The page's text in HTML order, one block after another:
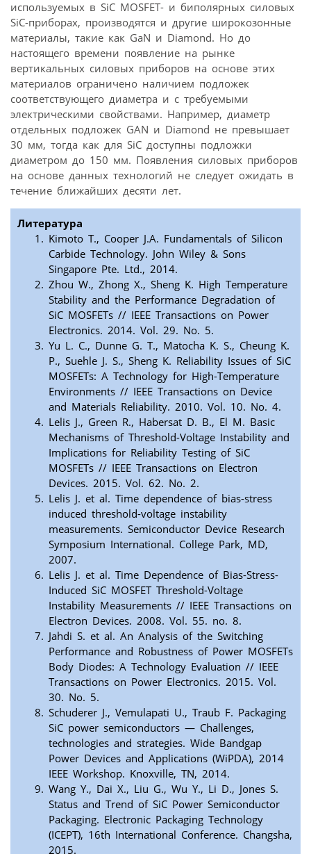
используемых в SiC MOSFET- и биполярных силовых
SiC-приборах, производятся и другие широкозонные
материалы, такие как GaN и Diamond. Но до
настоящего времени появление на рынке
вертикальных силовых приборов на основе этих
материалов ограничено наличием подложек
соответствующего диаметра и с требуемыми
электрическими свойствами. Например, диаметр
отдельных подложек GAN и Diamond не превышает
30 мм, тогда как для SiC доступны подложки
диаметром до 150 мм. Появления силовых приборов
на основе данных технологий не следует ожидать в
течение ближайших десяти лет.
Литература
Kimoto T., Cooper J.A. Fundamentals of Silicon
Carbide Technology. John Wiley & Sons
Singapore Pte. Ltd., 2014.
Zhou W., Zhong X., Sheng K. High Temperature
Stability and the Performance Degradation of
SiC MOSFETs // IEEE Transactions on Power
Electronics. 2014. Vol. 29. No. 5.
Yu L. C., Dunne G. T., Matocha K. S., Cheung K.
P., Suehle J. S., Sheng K. Reliability Issues of SiC
MOSFETs: A Technology for High-Temperature
Environments // IEEE Transactions on Device
and Materials Reliability. 2010. Vol. 10. No. 4.
Lelis J., Green R., Habersat D. B., El M. Basic
Mechanisms of Threshold-Voltage Instability and
Implications for Reliability Testing of SiC
MOSFETs // IEEE Transactions on Electron
Devices. 2015. Vol. 62. No. 2.
Lelis J. et al. Time dependence of bias-stress
induced threshold-voltage instability
measurements. Semiconductor Device Research
Symposium International. College Park, MD,
2007.
Lelis J. et al. Time Dependence of Bias-Stress-
Induced SiC MOSFET Threshold-Voltage
Instability Measurements // IEEE Transactions on
Electron Devices. 2008. Vol. 55. no. 8.
Jahdi S. et al. An Analysis of the Switching
Performance and Robustness of Power MOSFETs
Body Diodes: A Technology Evaluation // IEEE
Transactions on Power Electronics. 2015. Vol.
30. No. 5.
Schuderer J., Vemulapati U., Traub F. Packaging
SiC power semiconductors — Challenges,
technologies and strategies. Wide Bandgap
Power Devices and Applications (WiPDA), 2014
IEEE Workshop. Knoxville, TN, 2014.
Wang Y., Dai X., Liu G., Wu Y., Li D., Jones S.
Status and Trend of SiC Power Semiconductor
Packaging. Electronic Packaging Technology
(ICEPT), 16th International Conference. Changsha,
2015.